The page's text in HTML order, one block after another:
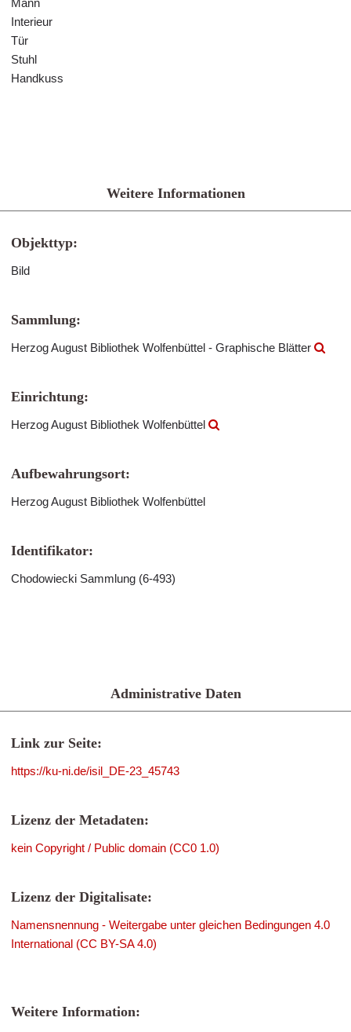
Mann
Interieur
Tür
Stuhl
Handkuss
Weitere Informationen
Objekttyp:
Bild
Sammlung:
Herzog August Bibliothek Wolfenbüttel - Graphische Blätter
Einrichtung:
Herzog August Bibliothek Wolfenbüttel
Aufbewahrungsort:
Herzog August Bibliothek Wolfenbüttel
Identifikator:
Chodowiecki Sammlung (6-493)
Administrative Daten
Link zur Seite:
https://ku-ni.de/isil_DE-23_45743
Lizenz der Metadaten:
kein Copyright / Public domain (CC0 1.0)
Lizenz der Digitalisate:
Namensnennung - Weitergabe unter gleichen Bedingungen 4.0
International (CC BY-SA 4.0)
Weitere Information: